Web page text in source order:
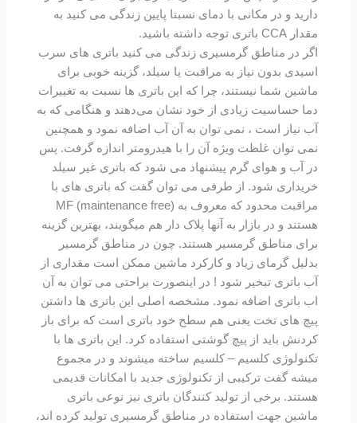
دارید و در مکانی با دمای نسبتا پایین زندگی می کنید به
مقدار CCA باتری توجه داشته باشید.
اگر در مناطق گرمسیری زندگی می کنید باتری های سرب
اسیدی بدون نیاز به مراقبت یا سیلد، گزینه خوبی برای
ماشین شما نیستند، چرا که این باتری ها نسبت به تغییرات
دما حساسیت زیادی از خود نشان می‌دهند و هنگامی که به
آب نیاز است ، نمی توان به آن آب اضافه نمود و همچنین
نمی توان غلظت ویژه آن را با هیدرومتر اندازه گرفت. پس
در آب و هوای گرم پیشنهاد می شود که باتری غیر سیلد
خریداری شود. از طرفی می توان گفت که باتری های با
مراقبت محدود که معروف به MF (maintenance free)
هستند و در بازار به آنها پلاک دار هم میگویند، بهترین گزینه
برای مناطق گرمسیر هستند. چون در مناطق گرمسیر
بدلیل گرمای زیاد و کارکرد ماشین ممکن است مقداری از
آب باتری تبخیر شود ! در اینصورت براحتی می توان به آن
اب باتری اضافه نمود. مشخصه اصلی این باتری ها داشتن
پیچ های تخت یعنی هم سطح خود باتری است که برای باز
کردنش باید از پیچ گوشتی استفاده کرد. این باتری ها با
تکنولوژی کلسیم – کلسیم ساخته میشوند و در مجموع
میشه گفت ترکیبی از تکنولوژی جدید با امکانات قدیمی
هستند. برخی از تولید کنندگان باتری نیز نوعی باتری
ماشین جهت استفاده در مناطق گرمسیری تولید کرده اند،